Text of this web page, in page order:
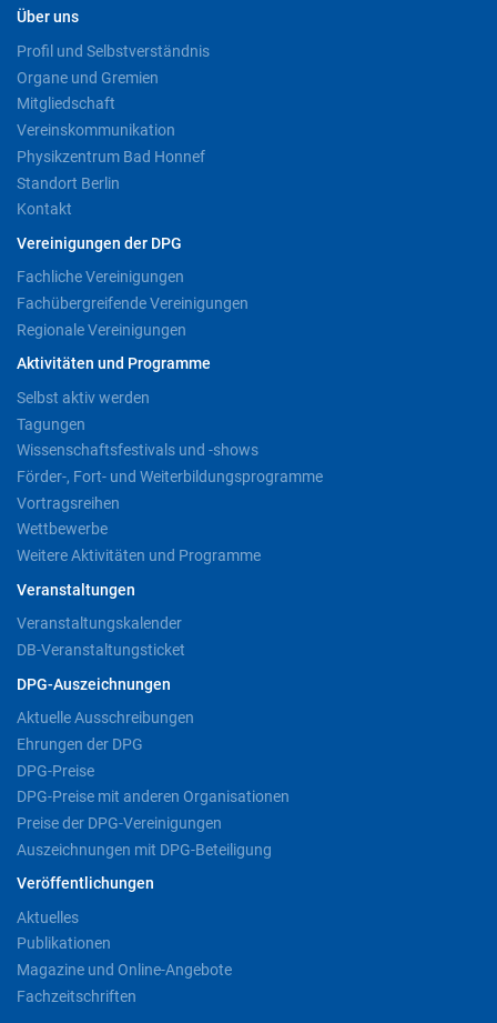
Über uns
Profil und Selbstverständnis
Organe und Gremien
Mitgliedschaft
Vereinskommunikation
Physikzentrum Bad Honnef
Standort Berlin
Kontakt
Vereinigungen der DPG
Fachliche Vereinigungen
Fachübergreifende Vereinigungen
Regionale Vereinigungen
Aktivitäten und Programme
Selbst aktiv werden
Tagungen
Wissenschaftsfestivals und -shows
Förder-, Fort- und Weiterbildungsprogramme
Vortragsreihen
Wettbewerbe
Weitere Aktivitäten und Programme
Veranstaltungen
Veranstaltungskalender
DB-Veranstaltungsticket
DPG-Auszeichnungen
Aktuelle Ausschreibungen
Ehrungen der DPG
DPG-Preise
DPG-Preise mit anderen Organisationen
Preise der DPG-Vereinigungen
Auszeichnungen mit DPG-Beteiligung
Veröffentlichungen
Aktuelles
Publikationen
Magazine und Online-Angebote
Fachzeitschriften